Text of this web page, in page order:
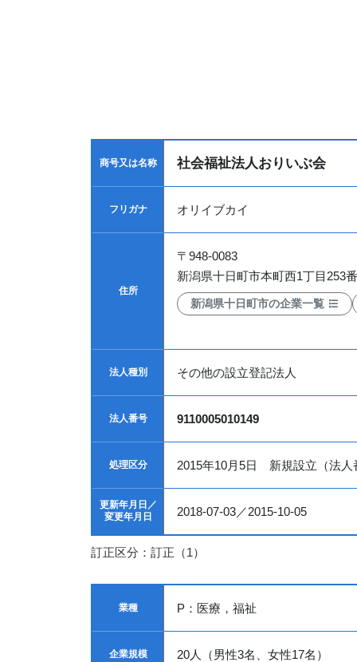
商号又は名称 社会福祉法人おりいぶ会
フリガナ オリイブカイ
住所
〒 948-0083
新潟県十日町市本町西1丁目253
新潟県十日町市の企業一覧
法人種別 その他の設立登記法人
法人番号 9110005010149
処理区分 2015年10月5日 新規設立（法人
更新年月日／
変更年月日
2018-07-03／2015-10-05
訂正区分：訂正（1）
業種 P：医療，福祉
企業規模 20人（男性3名、女性17名）